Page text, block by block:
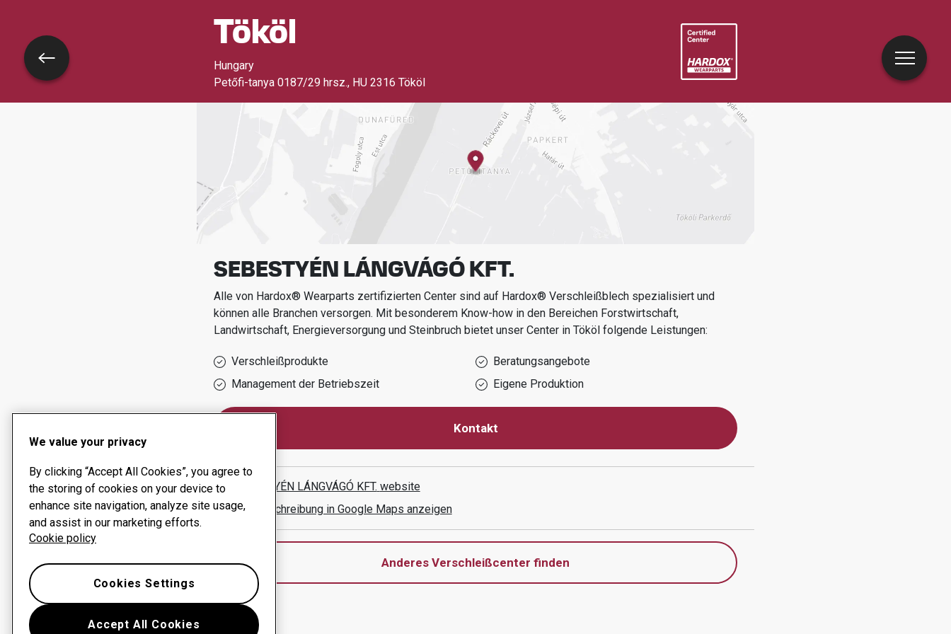
Tököl
Hungary
Petőfi-tanya 0187/29 hrsz., HU 2316 Tököl
SEBESTYÉN LÁNGVÁGÓ KFT.
Alle von Hardox® Wearparts zertifizierten Center sind auf Hardox® Verschleißblech spezialisiert und
können alle Branchen versorgen. Mit besonderem Know-how in den Bereichen Forstwirtschaft,
Landwirtschaft, Energieversorgung und Steinbruch bietet unser Center in Tökölfolgende Leistungen:
Verschleißprodukte
Beratungsangebote
Management der Betriebszeit
Eigene Produktion
Kontakt
SEBESTYÉN LÁNGVÁGÓ KFT. website
Wegbeschreibung in Google Maps anzeigen
Anderes Verschleißcenter finden
Zurück
We value your privacy
By clicking “Accept All Cookies”, you agree to
the storing of cookies on your device to
enhance site navigation, analyze site usage,
and assist in our marketing efforts.
Cookie policy
Accept All Cookies
Cookies Settings